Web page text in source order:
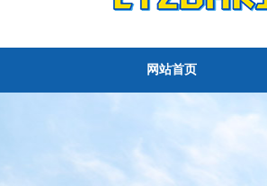
网站首页